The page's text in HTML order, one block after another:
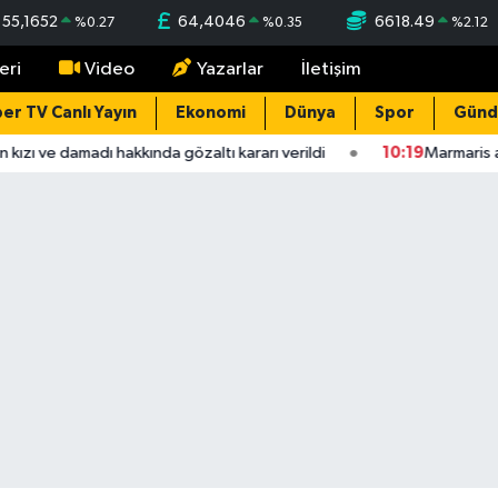
55,1652 %0.27 64,4046 %0.35 6618.49 %2.12
Video Yazarlar İletişim
TV Canlı Yayın Ekonomi Dünya Spor
ve damadı hakkında gözaltı kararı verildi 10:19Marmaris